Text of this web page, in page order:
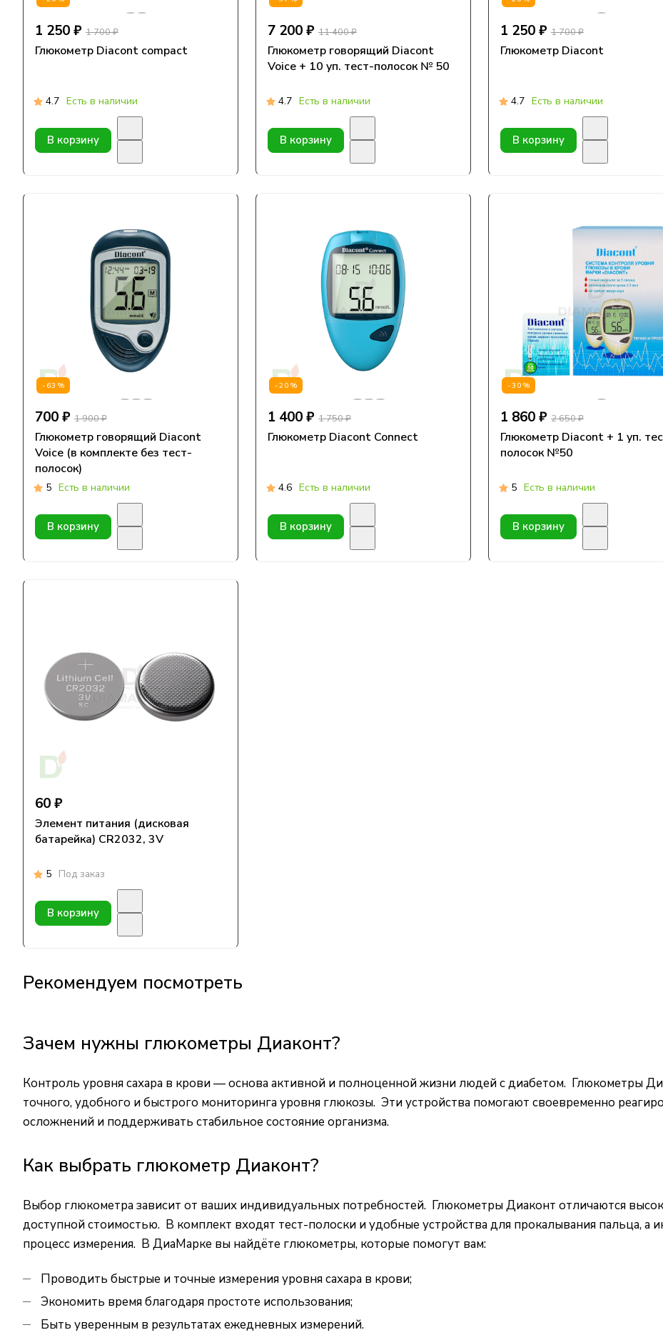
1 250 ₽ 1 700 ₽
Глюкометр Diacont compact
4.7 Есть в наличии
В корзину
7 200 ₽ 11 400 ₽
Глюкометр говорящий Diacont
Voice + 10 уп. тест-полосок № 50
4.7 Есть в наличии
В корзину
1 250 ₽ 1 700 ₽
Глюкометр Diacont
4.7 Есть в наличии
В корзину
-63%
700 ₽ 1 900 ₽
Глюкометр говорящий Diacont
Voice (в комплекте без тест-
полосок)
5 Есть в наличии
В корзину
-20%
1 400 ₽ 1 750 ₽
Глюкометр Diacont Connect
4.6 Есть в наличии
В корзину
-30%
1 860 ₽ 2 650 ₽
Глюкометр Diacont + 1 уп.
полосок №50
5 Есть в наличии
В корзину
60 ₽
Элемент питания (дисковая
батарейка) CR2032, 3V
5 Под заказ
В корзину
Рекомендуем посмотреть
Зачем нужны глюкометры Диаконт?
Контроль уровня сахара в крови — основа активной и полноценной жизни людей с диабетом. Глюкометры
точного, удобного и быстрого мониторинга уровня глюкозы. Эти устройства помогают своевременно
осложнений и поддерживать стабильное состояние организма.
Как выбрать глюкометр Диаконт?
Выбор глюкометра зависит от ваших индивидуальных потребностей. Глюкометры Диаконт отличаются
доступной стоимостью. В комплект входят тест-полоски и удобные устройства для прокалывания пальца, а
процесс измерения. В ДиаМарке вы найдёте глюкометры, которые помогут вам:
Проводить быстрые и точные измерения уровня сахара в крови;
Экономить время благодаря простоте использования;
Быть уверенным в результатах ежедневных измерений.